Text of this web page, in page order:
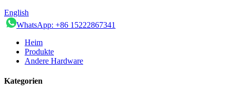
English
WhatsApp: +86 15222867341
Heim
Produkte
Andere Hardware
Kategorien